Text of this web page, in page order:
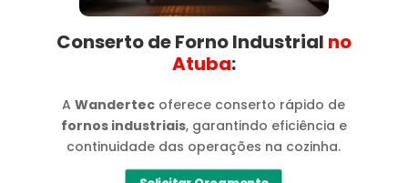
Conserto de Forno Industrial no
Atuba​:
AWandertec oferece conserto rápido de
fornos industriais, garantindo eficiência e
continuidade das operações na cozinha.